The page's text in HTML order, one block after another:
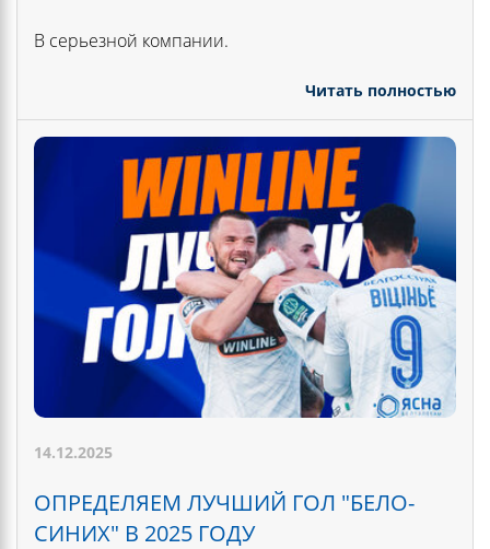
В серьезной компании.
Читать полностью
14.12.2025
ОПРЕДЕЛЯЕМ ЛУЧШИЙ ГОЛ "БЕЛО-
СИНИХ" В 2025 ГОДУ